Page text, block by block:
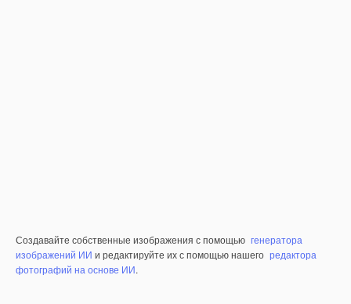
Создавайте собственные изображения с помощью генератора
изображений ИИ и редактируйте их с помощью нашего редактора
фотографий на основе ИИ.